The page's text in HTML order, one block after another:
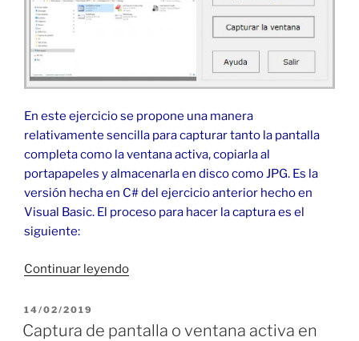
En este ejercicio se propone una manera
relativamente sencilla para capturar tanto la pantalla
completa como la ventana activa, copiarla al
portapapeles y almacenarla en disco como JPG. Es la
versión hecha en C# del ejercicio anterior hecho en
Visual Basic. El proceso para hacer la captura es el
siguiente:
Continuar leyendo«Captura
o
PUBLICADO
EL
14/02/2019
Captura de pantalla o ventana activa en